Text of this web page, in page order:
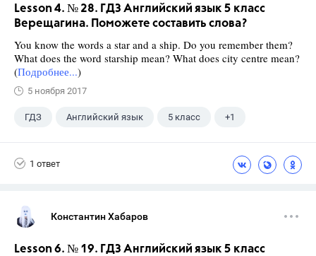
Lesson 4. № 28. ГДЗ Английский язык 5 класс
Верещагина. Поможете составить слова?
You know the words a star and a ship. Do you remember them?
What does the word starship mean? What does city centre mean?
(Подробнее...)
5 ноября 2017
ГДЗ Английский язык 5 класс +1
1 ответ
Константин Хабаров
Lesson 6. № 19. ГДЗ Английский язык 5 класс